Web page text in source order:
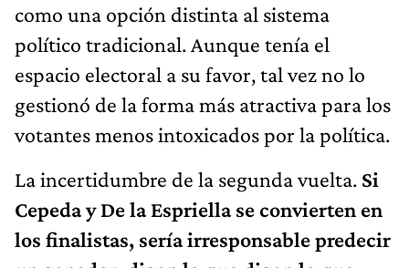
como una opción distinta al sistema
político tradicional. Aunque tenía el
espacio electoral a su favor, tal vez no lo
gestionó de la forma más atractiva para los
votantes menos intoxicados por la política.
La incertidumbre de la segunda vuelta. Si
Cepeda y De la Espriella se convierten en
los finalistas, sería irresponsable predecir